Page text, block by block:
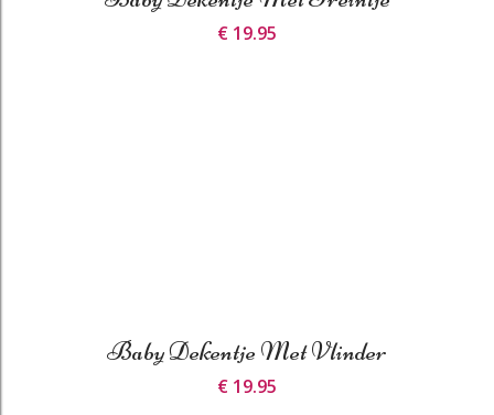
€ 19.95
Baby Dekentje Met Vlinder
€ 19.95